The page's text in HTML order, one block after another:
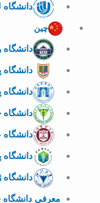
چین
دانشگاه
دانشگاه
معرفی دانشگاه